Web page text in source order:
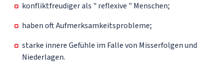
konfliktfreudiger als " reflexive " Menschen;
haben oft Aufmerksamkeitsprobleme;
starke innere Gefühle im Falle von Misserfolgen und
Niederlagen.